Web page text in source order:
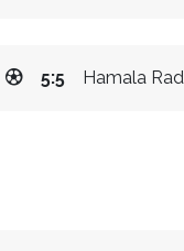
Hamala
5:5